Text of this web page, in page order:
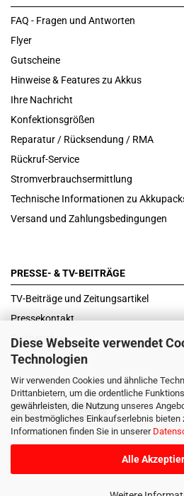
Diese Webseite verwendet
Technologien
Wir verwenden Cookies und ähnliche
Drittanbietern, um die ordentliche
gewährleisten, die Nutzung unseres
ein bestmögliches Einkaufserlebnis bieten
Informationen finden Sie in unserer
Alle
FAQ - Fragen und Antworten
Flyer
Gutscheine
Hinweise & Features zu Akkus
Ihre Nachricht
Konfektionsgrößen
Reparatur / Rücksendung / RMA
Rückruf-Service
Stromverbrauchsermittlung
Technische Informationen zu
Versand und Zahlungsbedingungen
PRESSE- & TV-BEITRÄGE
TV-Beiträge und Zeitungsartikel
Pressekontakt
Testberichte
Vertrag widerrufen